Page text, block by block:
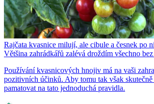
Rajčata kvasnice milují, ale cibule a česnek po
Většina zahrádkářů zalévá droždím všechno
Používání kvasnicových hnojiv má na vaši
pozitivních účinků. Aby tomu tak však
pamatovat na tato jednoduchá pravidla.